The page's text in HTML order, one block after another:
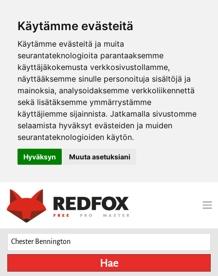
Käytämme evästeitä
Käytämme evästeitä ja muita
seurantateknologioita parantaaksemme
käyttäjäkokemusta verkkosivustollamme,
näyttääksemme sinulle personoituja sisältöjä ja
mainoksia, analysoidaksemme verkkoliikennettä
sekä lisätäksemme ymmärrystämme
käyttäjiemme sijainnista. Jatkamalla sivustomme
selaamista hyväksyt evästeiden ja muiden
seurantateknologioiden käytön.
Hyväksyn Muuta asetuksiani
Hae